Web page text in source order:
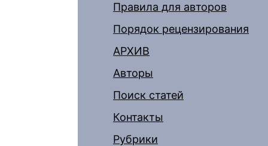
Правила для авторов
Порядок рецензирования
АРХИВ
Авторы
Поиск статей
Контакты
Рубрики